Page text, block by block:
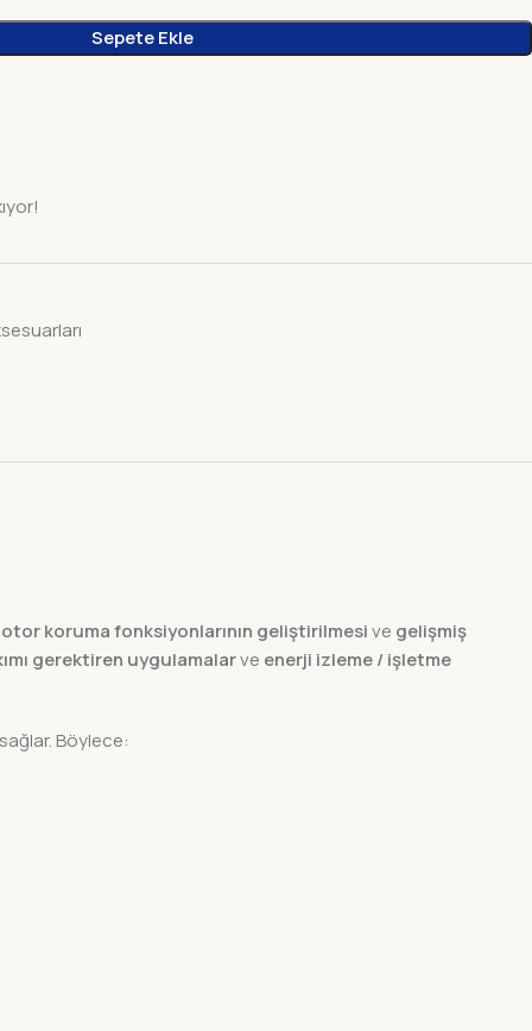
Sepete Ekle
koruma fonksiyonlarının geliştirilmesive gelişmiş
gerektiren uygulamalarve enerji izleme / işletme
Böylece: